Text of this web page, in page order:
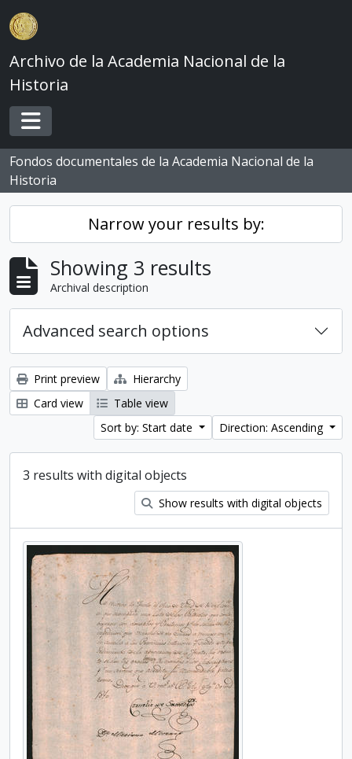
Skip to main content
Archivo de la Academia Nacional de la
Historia
Toggle navigation
Fondos documentales de la Academia Nacional de la
Historia
Narrow your results by:
Showing 3 results
Archival description
Advanced search options
Print preview
Hierarchy
Card view
Table view
Sort by: Start date
Direction: Ascending
3 results with digital objects
Show results with digital objects